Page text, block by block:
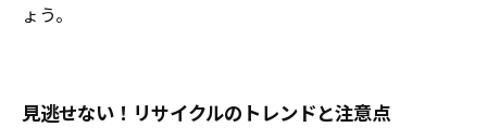
ょう。
見逃せない！リサイクルのトレンドと注意点